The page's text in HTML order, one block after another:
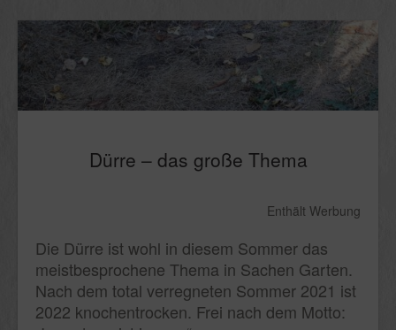
Dürre – das große Thema
Enthält Werbung
Die Dürre ist wohl in diesem Sommer das
meistbesprochene Thema in Sachen Garten.
Nach dem total verregneten Sommer 2021 ist
2022 knochentrocken. Frei nach dem Motto: